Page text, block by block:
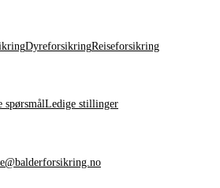
DyreforsikringReiseforsikring
spørsmålLedige stillinger